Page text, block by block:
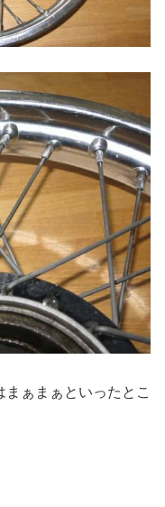
ぁまぁといったとこ